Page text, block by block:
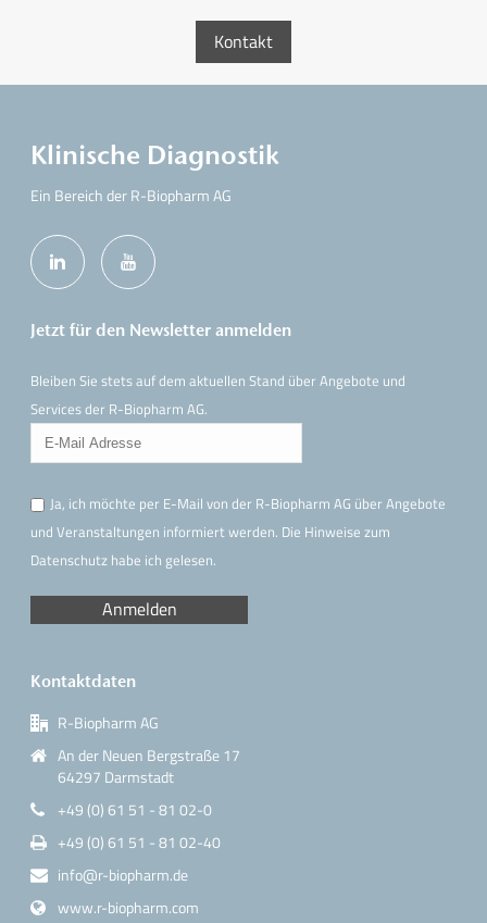
Kontakt
Klinische Diagnostik
Ein Bereich der R-Biopharm AG
Jetzt für den Newsletter anmelden
Bleiben Sie stets auf dem aktuellen Stand über Angebote und
Services der R-Biopharm AG.
Ja, ich möchte per E-Mail von der R-Biopharm AG über Angebote
und Veranstaltungen informiert werden. Die Hinweisezum
Datenschutz habe ich gelesen.
Kontaktdaten
R-Biopharm AG
An der Neuen Bergstraße 17
64297 Darmstadt
+49 (0) 61 51 - 81 02-0
+49 (0) 61 51 - 81 02-40
info@r-biopharm.de
www.r-biopharm.com